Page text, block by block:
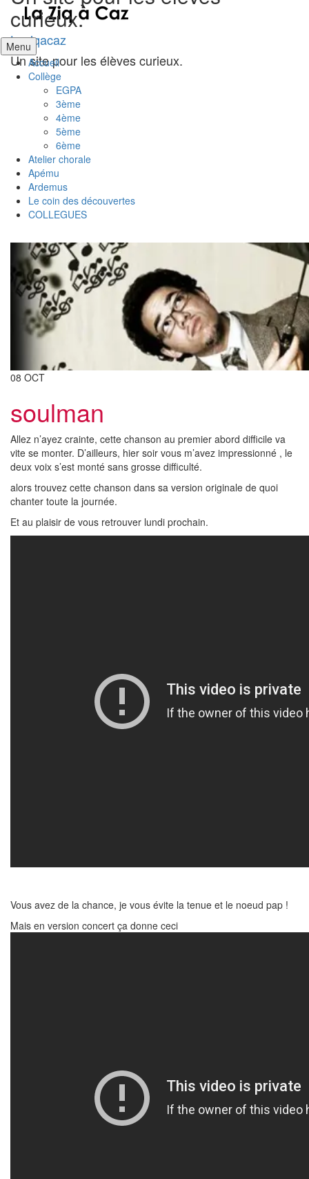
Laziqacaz
Un site pour les élèves curieux.
curieux.
Menu Aller
au
contenu
Accueil
Collège
EGPA
3ème
4ème
5ème
6ème
Atelier chorale
Apému
Ardemus
Le coin des découvertes
COLLEGUES
08 OCT
soulman
Allez n’ayez crainte, cette chanson au premier abord difficile va
vite se monter. D’ailleurs, hier soir vous m’avez impressionné , le
deux voix s’est monté sans grosse difficulté.
alors trouvez cette chanson dans sa version originale de quoi
chanter toute la journée.
Et au plaisir de vous retrouver lundi prochain.
Vous avez de la chance, je vous évite la tenue et le noeud pap !
Mais en version concert ça donne ceci